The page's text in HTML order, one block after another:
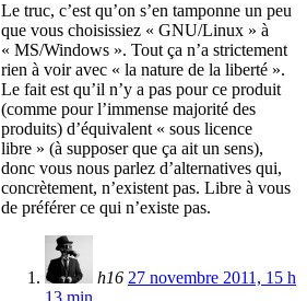
Le truc, c’est qu’on s’en tamponne un peu
que vous choisissiez « GNU/Linux » à
« MS/Windows ». Tout ça n’a strictement
rien à voir avec « la nature de la liberté ».
Le fait est qu’il n’y a pas pour ce produit
(comme pour l’immense majorité des
produits) d’équivalent « sous licence
libre » (à supposer que ça ait un sens),
donc vous nous parlez d’alternatives qui,
concrètement, n’existent pas. Libre à vous
de préférer ce qui n’existe pas.
h16 27 novembre 2011, 15 h